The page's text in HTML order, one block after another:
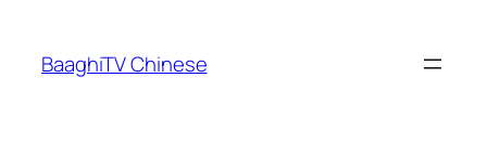
content
BaaghiTV Chinese